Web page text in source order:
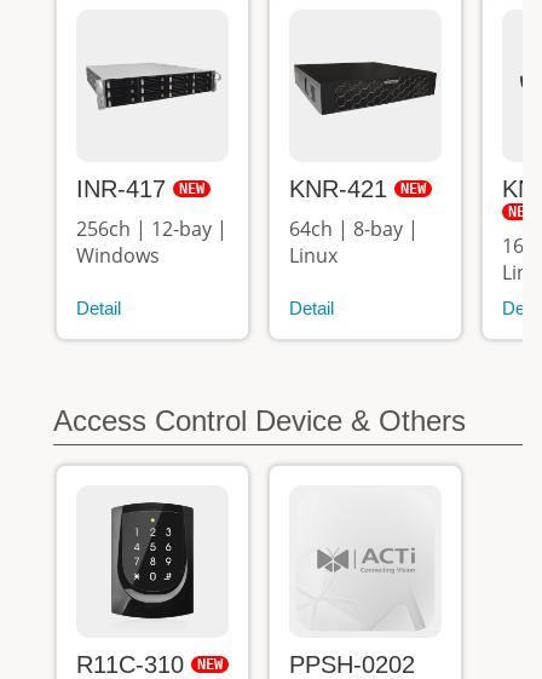
INR-417
256ch | 12-bay |
Windows
Detail
KNR-421
64ch | 8-bay |
Linux
Detail
Access Control Device & Others
R11C-310 PPSH-0202